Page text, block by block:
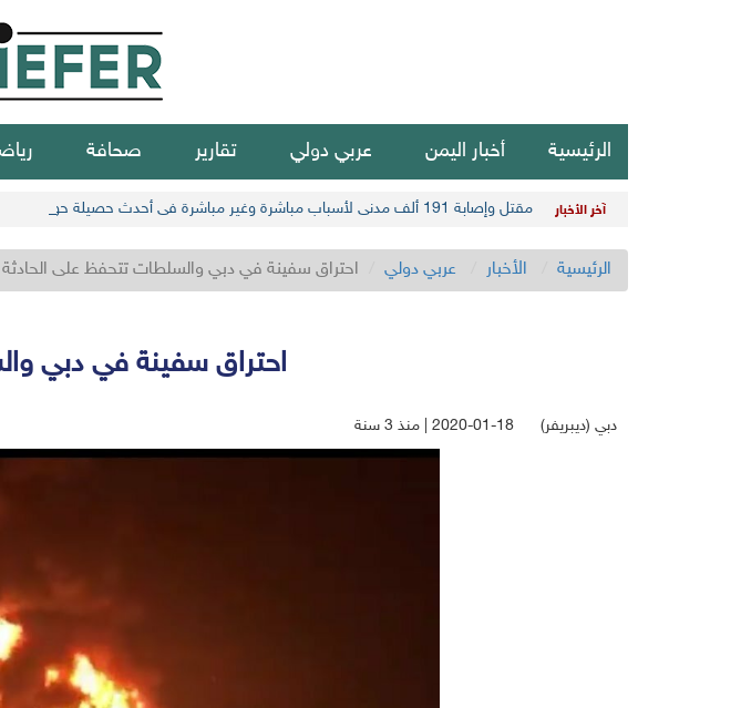
الرئيسية أخبار اليمن عربي دولي تقارير صحافة
آخر الأخبار مقتل وإصابة 191 ألف مدني لأسباب مباشرة وغير مباشرة في أحدث حصيلة حوثية
الرئيسية الأخبار عربي دولي احتراق سفينة في دبي والسلطات تتحفظ على الحادثة
احتراق سفينة في دبي
دبي (ديبريفر) 2020-01-18 | منذ 3 سنة